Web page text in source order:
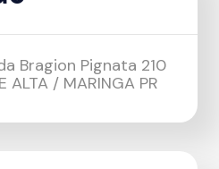
Bragion Pignata 210
ALTA / MARINGA PR